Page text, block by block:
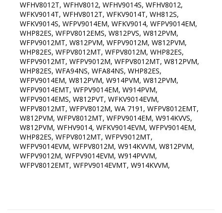
WFHV8012T, WFHV8012, WFHV9014S, WFHV8012,
WFKV9014T, WFHV8012T, WFKV9014T, WH812S,
WFKV9014S, WFPV9014EM, WFKV9014, WFPV9014EM,
WHP82ES, WFPV8012EMS, W812PVS, W812PVM,
WFPV9012MT, W812PVM, WFPV9012M, W812PVM,
WHP82ES, WFPV8012MT, WFPV8012M, WHP82ES,
WFPV9012MT, WFPV9012M, WFPV8012MT, W812PVM,
WHP82ES, WFA94NS, WFA84NS, WHP82ES,
WFPV9014EM, W812PVM, W914PVM, W812PVM,
WFPV9014EMT, WFPV9014EM, W914PVM,
WFPV9014EMS, W812PVT, WFKV9014EVM,
WFPV8012MT, WFPV8012M, WA 7191, WFPV8012EMT,
W812PVM, WFPV8012MT, WFPV9014EM, W914KVVS,
W812PVM, WFHV9014, WFKV9014EVM, WFPV9014EM,
WHP82ES, WFPV8012MT, WFPV9012MT,
WFPV9014EVM, WFPV8012M, W914KVVM, W812PVM,
WFPV9012M, WFPV9014EVM, W914PVVM,
WFPV8012EMT, WFPV9014EVMT, W914KVVM,